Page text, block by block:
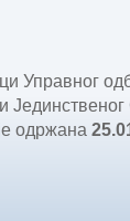
Управног
одржана 25.